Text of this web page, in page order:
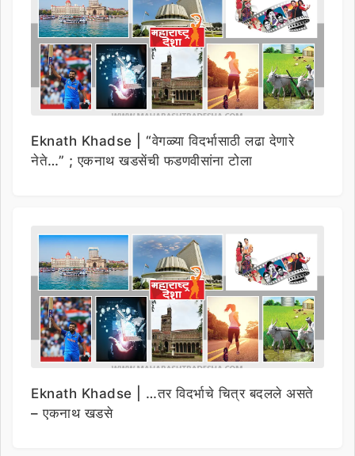
Eknath Khadse | “वेगळ्या विदर्भासाठी लढा देणारे
नेते…” ; एकनाथ खडसेंची फडणवीसांना टोला
Eknath Khadse | …तर विदर्भाचे चित्र बदलले असते
– एकनाथ खडसे